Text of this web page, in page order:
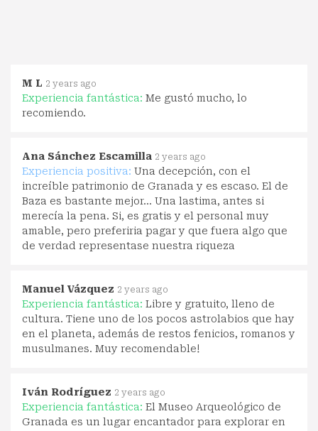
M L 2 years ago
Experiencia fantástica: Me gustó mucho, lo
recomiendo.
Ana Sánchez Escamilla 2 years ago
Experiencia positiva: Una decepción, con el
increíble patrimonio de Granada y es escaso. El de
Baza es bastante mejor... Una lastima, antes si
merecía la pena. Si, es gratis y el personal muy
amable, pero preferiria pagar y que fuera algo que
de verdad representase nuestra riqueza
Manuel Vázquez 2 years ago
Experiencia fantástica: Libre y gratuito, lleno de
cultura. Tiene uno de los pocos astrolabios que hay
en el planeta, además de restos fenicios, romanos y
musulmanes. Muy recomendable!
Iván Rodríguez 2 years ago
Experiencia fantástica: El Museo Arqueológico de
Granada es un lugar encantador para explorar en